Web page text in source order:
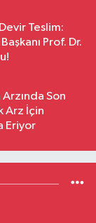
Teslim:
Prof. Dr.
Son
Arz İçin
Eriyor